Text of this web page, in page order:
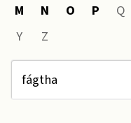
M
N O P Q
Y
Z